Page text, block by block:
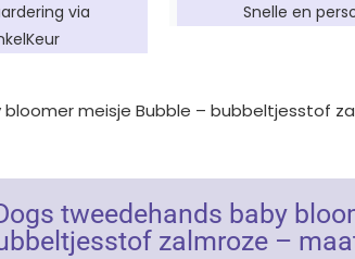
via
Snelle en
meisje Bubble – bubbeltjesstof
tweedehands baby
zalmroze –